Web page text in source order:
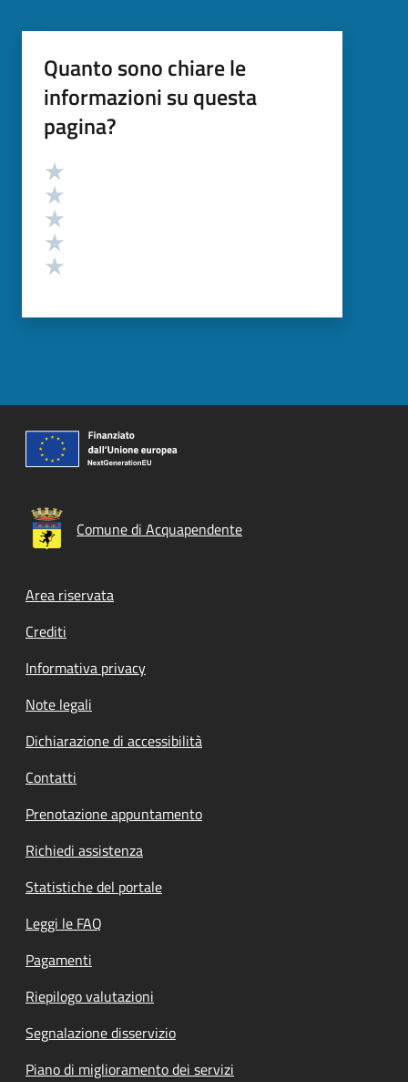
Quanto sono chiare le
informazioni su questa
pagina?
Valutazione
Comune di Acquapendente
Footer menu
Area riservata
Crediti
Informativa privacy
Note legali
Dichiarazione di accessibilità
Contatti
Prenotazione appuntamento
Richiedi assistenza
Statistiche del portale
Leggi le FAQ
Pagamenti
Riepilogo valutazioni
Segnalazione disservizio
Piano di miglioramento dei servizi